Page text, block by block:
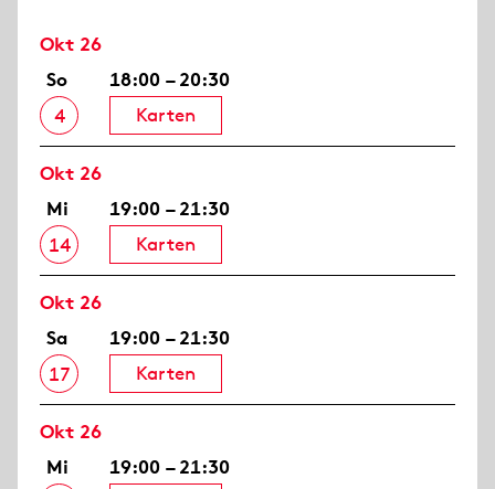
Okt 26
So
4
18:00 – 20:30
Karten
Okt 26
Mi
14
19:00 – 21:30
Karten
Okt 26
Sa
17
19:00 – 21:30
Karten
Okt 26
Mi
19:00 – 21:30